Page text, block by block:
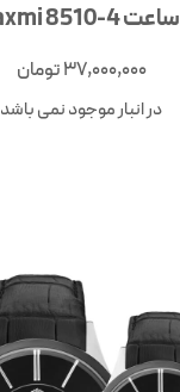
ساعت Laxmi 8510-4
37,000,000تومان
در انبار موجود نمی باشد